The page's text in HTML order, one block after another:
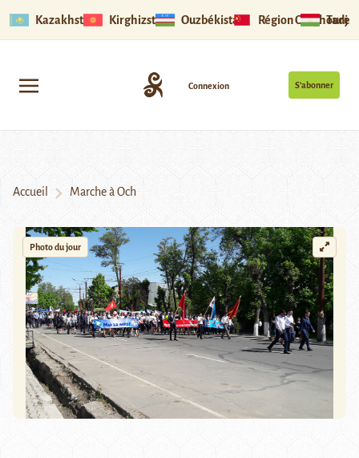
Kazakhstan Kirghizstan Ouzbékistan Région Ouïghoure
S’abonner
Connexion
Accueil Marche à Och
Photo du jour